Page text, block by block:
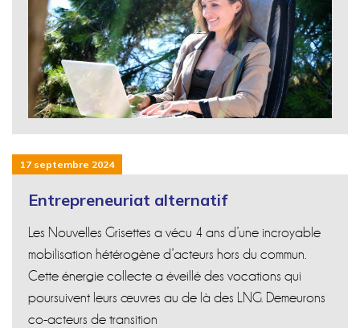
Entrepreneuriat alternatif
17 septembre 2024
Les Nouvelles Grisettes a vécu 4 ans d’une incroyable
mobilisation hétérogène d’acteurs hors du commun.
Cette énergie collecte a éveillé des vocations qui
poursuivent leurs œuvres au de là des LNG. Demeurons
co-acteurs de transition